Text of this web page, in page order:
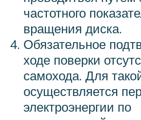
частотного
вращения диска.
Обязательное
ходе поверки
самохода. Для
осуществляется
электроэнергии по